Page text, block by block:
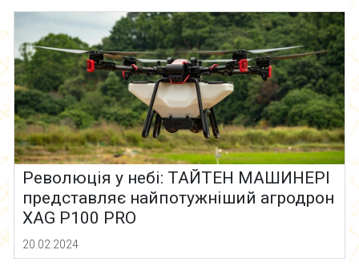
Революція у небі: ТАЙТЕН МАШИНЕРІ
представляє найпотужніший агродрон
XAG P100 PRO
20.02.2024